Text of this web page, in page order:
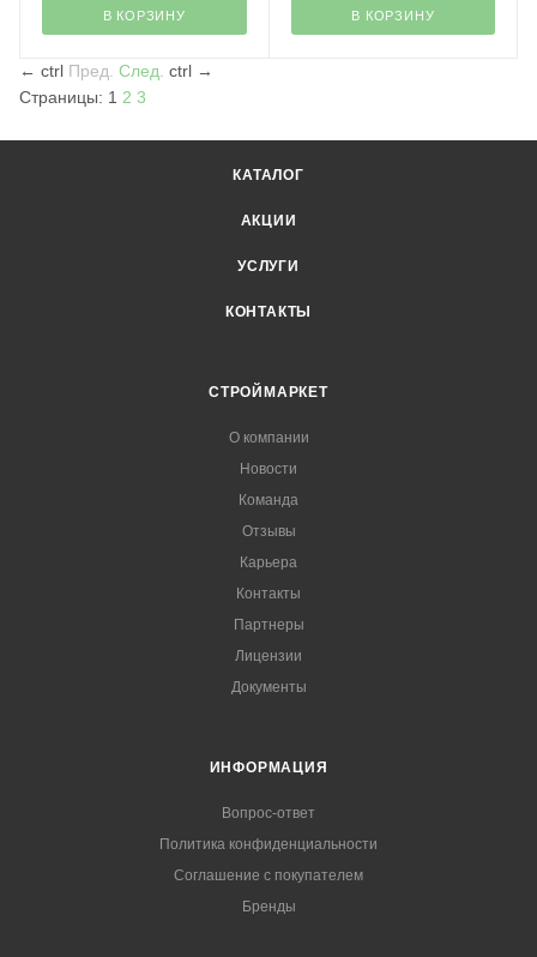
В КОРЗИНУ В КОРЗИНУ
← ctrl Пред. След. ctrl →
Страницы: 1 2 3
КАТАЛОГ
АКЦИИ
УСЛУГИ
КОНТАКТЫ
СТРОЙМАРКЕТ
О компании
Новости
Команда
Отзывы
Карьера
Контакты
Партнеры
Лицензии
Документы
ИНФОРМАЦИЯ
Вопрос-ответ
Политика конфиденциальности
Соглашение с покупателем
Бренды